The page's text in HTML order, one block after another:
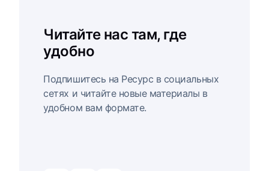
Читайте нас там, где
удобно
Подпишитесь на Ресурс в социальных
сетях и читайте новые материалы в
удобном вам формате.